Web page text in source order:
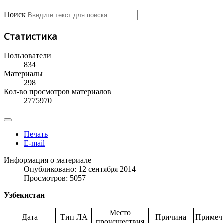
Поиск
Статистика
Пользователи
834
Материалы
298
Кол-во просмотров материалов
2775970
Печать
E-mail
Информация о материале
Опубликовано: 12 сентября 2014
Просмотров: 5057
Узбекистан
Дата Тип ЛА
Место
Причина